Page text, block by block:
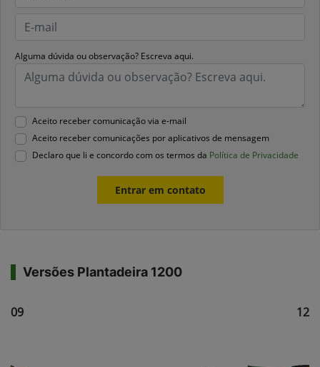
Alguma dúvida ou observação? Escreva aqui.
Aceito receber comunicação via e-mail
Aceito receber comunicações por aplicativos de mensagem
Declaro que li e concordo com os termos da Política de Privacidade
Entrar em contato
Versões Plantadeira 1200